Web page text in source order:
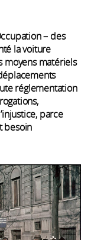
– des
la voiture
moyens matériels
réglementation
parce
besoin